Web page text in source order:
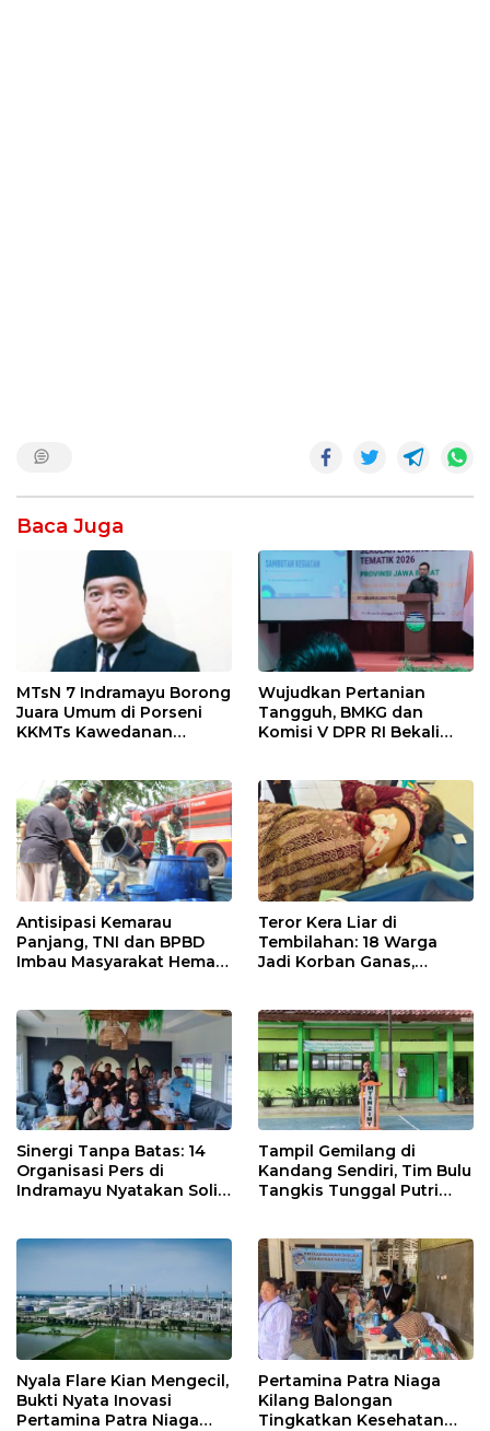
Baca Juga
MTsN 7 Indramayu Borong
Juara Umum di Porseni
KKMTs Kawedanan
Wujudkan Pertanian
Tangguh, BMKG dan
Komisi V DPR RI Bekali
Antisipasi Kemarau
Panjang, TNI dan BPBD
Imbau Masyarakat Hemat
Teror Kera Liar di
Tembilahan: 18 Warga
Jadi Korban Ganas,
Sinergi Tanpa Batas: 14
Organisasi Pers di
Indramayu Nyatakan Solid
Tampil Gemilang di
Kandang Sendiri, Tim Bulu
Tangkis Tunggal Putri
Jatibarang 2026
Nyala Flare Kian Mengecil,
Bukti Nyata Inovasi
Pertamina Patra Niaga
Pertamina Patra Niaga
Kilang Balongan
Tingkatkan Kesehatan